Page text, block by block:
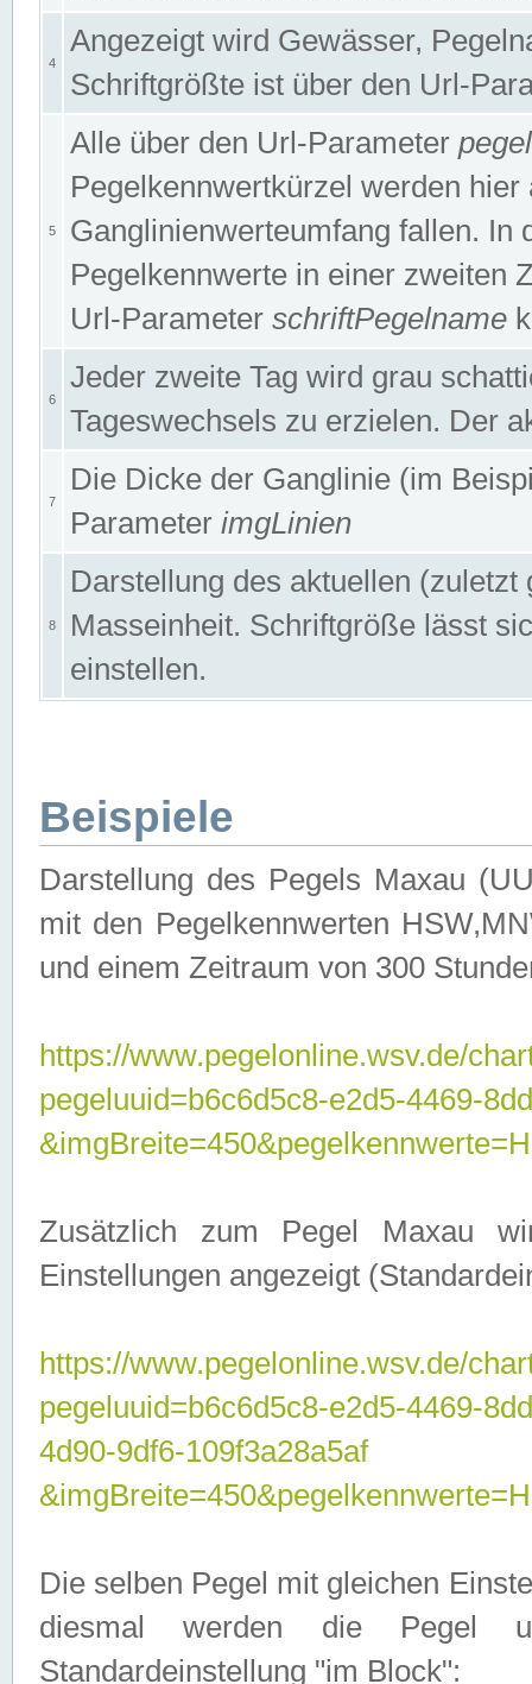
4
Angezeigt wird Gewässer,
Schriftgrößte ist über den Url-
5
Alle über den Url-Parameter
Pegelkennwertkürzel werden
Ganglinienwerteumfang fallen. In
Pegelkennwerte in einer zweiten
Url-Parameter schriftPegelname
6
Jeder zweite Tag wird grau
Tageswechsels zu erzielen. Der
7
Die Dicke der Ganglinie (im
Parameter imgLinien
8
Darstellung des aktuellen
Masseinheit. Schriftgröße lässt
einstellen.
Beispiele
Darstellung des Pegels Maxau
mit den Pegelkennwerten
und einem Zeitraum von 300
https://www.pegelonline.wsv.de/
pegeluuid=b6c6d5c8-e2d5-4469-
Zusätzlich zum Pegel Maxau
Einstellungen angezeigt
https://www.pegelonline.wsv.de/
pegeluuid=b6c6d5c8-e2d5-4469-
4d90-9df6-109f3a28a5af
Die selben Pegel mit gleichen
diesmal werden die Pegel
Standardeinstellung "im Block":